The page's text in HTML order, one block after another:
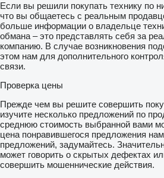
Если вы решили покупать технику по
что вы общаетесь с реальным
больше информации о владельце
обмана – это представлять себя за
компанию. В случае возникновения
этом нам для дополнительного
связи.
Проверка цены
Прежде чем вы решите совершить
изучите несколько предложений по
среднюю стоимость выбранной вами
цена понравившегося предложения
предложений, задумайтесь.
может говорить о скрытых дефектах
совершить мошеннические действия.